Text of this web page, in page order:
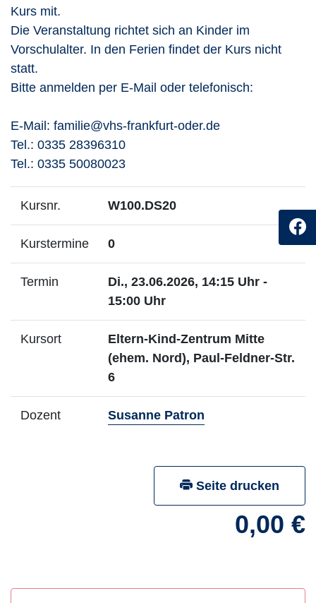
Kurs mit.
Die Veranstaltung richtet sich an Kinder im
Vorschulalter. In den Ferien findet der Kurs nicht
statt.
Bitte anmelden per E-Mail oder telefonisch:
E-Mail: familie@vhs-frankfurt-oder.de
Tel.: 0335 28396310
Tel.: 0335 50080023
Kursnr. W100.DS20
Kurstermine 0
Termin
Di., 23.06.2026, 14:15 Uhr -
15:00 Uhr
Kursort
Eltern-Kind-Zentrum Mitte
(ehem. Nord), Paul-Feldner-Str.
6
Dozent Susanne Patron- Mehr Infos zum
Seite drucken
0,00 €